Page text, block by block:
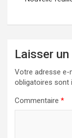
Laisser
Votre adresse e-
obligatoires sont
Commentaire *